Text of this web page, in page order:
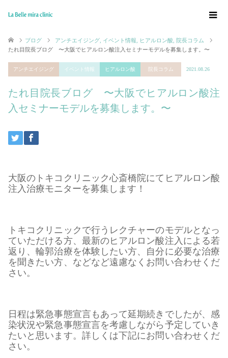
ブログ アンチエイジング イベント情報 ヒアルロン酸 院長コラム
たれ目院長ブログ 〜大阪でヒアルロン酸注入セミナーモデルを募集します。〜
アンチエイジング イベント情報 ヒアルロン酸 院長コラム 2021.08.26
たれ目院長ブログ 〜大阪でヒアルロン酸注
入セミナーモデルを募集します。〜
大阪のトキコクリニック心斎橋院にてヒアルロン酸
注入治療モニターを募集します！
トキコクリニックで行うレクチャーのモデルとなっ
ていただける方、最新のヒアルロン酸注入による若
返り、輪郭治療を体験したい方、自分に必要な治療
を聞きたい方、などなど遠慮なくお問い合わせくだ
さい。
日程は緊急事態宣言もあって延期続きでしたが、感
染状況や緊急事態宣言を考慮しながら予定していき
たいと思います。詳しくは下記にお問い合わせくだ
さい。